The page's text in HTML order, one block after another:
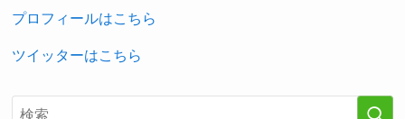
プロフィールはこちら
ツイッターはこちら